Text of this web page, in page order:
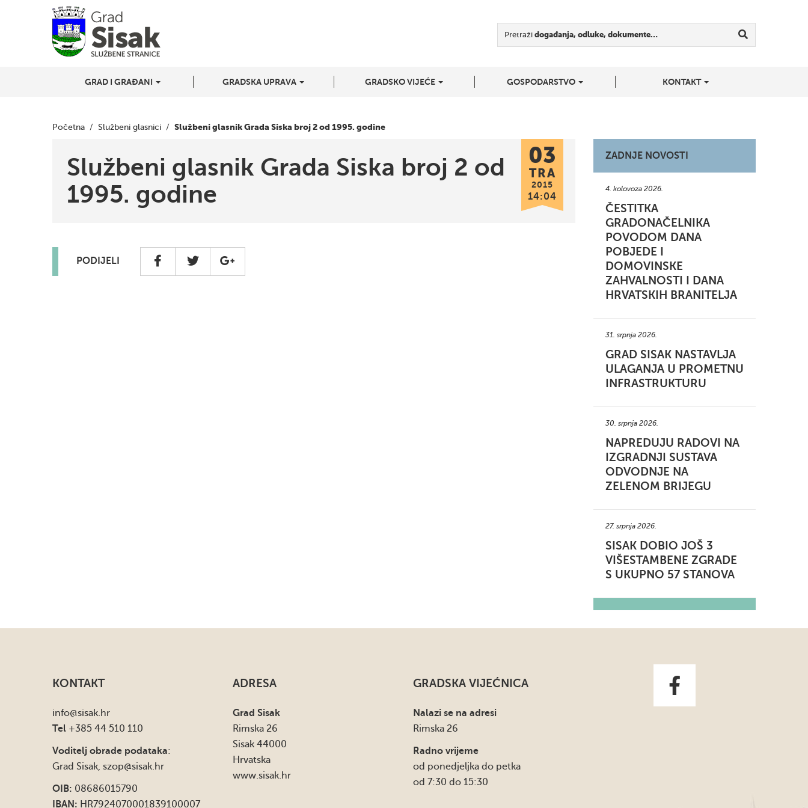
Pretraži događanja, odluke, dokumente…
GRAD I GRAĐANI GRADSKA UPRAVA GRADSKO VIJEĆE GOSPODARSTVO KONTAKT
Početna / Službeni glasnici / Službeni glasnik Grada Siska broj 2 od 1995. godine
Službeni glasnik Grada Siska broj 2 od
1995. godine
03
TRA
2015
14:04
PODIJELI
ZADNJE NOVOSTI
4. kolovoza 2026.
ČESTITKA
GRADONAČELNIKA
POVODOM DANA
POBJEDE I
DOMOVINSKE
ZAHVALNOSTI I DANA
HRVATSKIH BRANITELJA
31. srpnja 2026.
GRAD SISAK NASTAVLJA
ULAGANJA U PROMETNU
INFRASTRUKTURU
30. srpnja 2026.
NAPREDUJU RADOVI NA
IZGRADNJI SUSTAVA
ODVODNJE NA
ZELENOM BRIJEGU
27. srpnja 2026.
SISAK DOBIO JOŠ 3
VIŠESTAMBENE ZGRADE
S UKUPNO 57 STANOVA
KONTAKT
info@sisak.hr
Tel +385 44 510 110
Voditelj obrade podataka:
Grad Sisak, szop@sisak.hr
OIB: 08686015790
IBAN: HR7924070001839100007
ADRESA
Grad Sisak
Rimska 26
Sisak 44000
Hrvatska
www.sisak.hr
GRADSKA VIJEĆNICA
Nalazi se na adresi
Rimska 26
Radno vrijeme
od ponedjeljka do petka
od 7:30 do 15:30